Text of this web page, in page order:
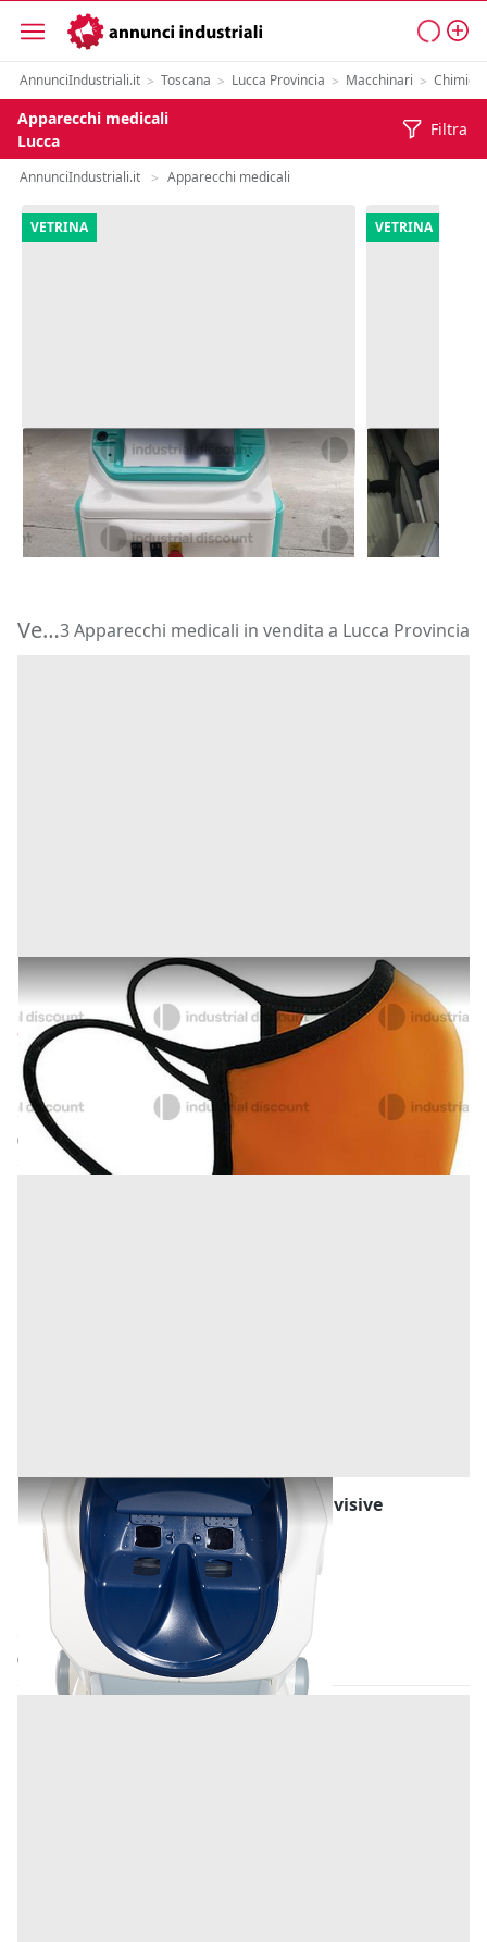
AnnunciIndustriali.it > Toscana > Lucca Provincia > Macchinari >
Apparecchi medicali
Lucca
Filtra
AnnunciIndustriali.it > Apparecchi medicali
VETRINA
18#9204 Macchina laser Alba 355
Borgaro Torinese (Torino)
1.200 €
VETRINA
16#9204
Gloster
Borgaro
1.300 €
Vendita Apparecchi medicali in Provincia di Lucca3 Apparecchi medicali in vendita a Lucca Provincia
17#9476 Maschere facciali stoffa
Inserito il: 06/10/2025
Villa Basilica
(Lucca)
Annuncio scaduto
Prezzo
827 €
Codice annuncio: 550665459
Visiotest - misuratore delle funzioni visive
Inserito il: 04/05/2023
Gallicano
Annuncio scaduto
Prezzo
1.500 €
Codice annuncio:450736286